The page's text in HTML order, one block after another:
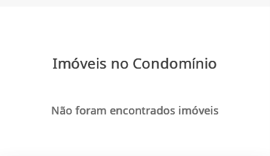
Imóveis no Condomínio
Não foram encontrados imóveis